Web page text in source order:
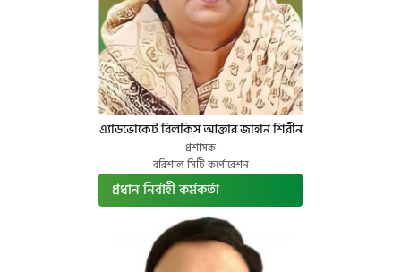
এ্যাডভোকেট বিলকিস আক্তার জাহান শিরীন
প্রশাসক
বরিশাল সিটি কর্পোরেশন
প্রধান নির্বাহী কর্মকর্তা